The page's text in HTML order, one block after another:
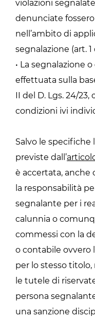
violazioni
denunciate
nell’ambito di
segnalazione (art. 1
• La segnalazione
effettuata sulla
II del D. Lgs. 24/23,
condizioni ivi
Salvo le
previste dall’
è accertata, anche
la responsabilità
segnalante per i
calunnia o
commessi con la
o contabile ovvero
per lo stesso titolo,
le tutele di
persona
una sanzione